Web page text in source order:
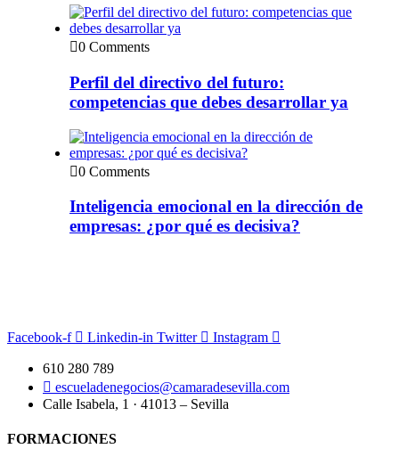
0 Comments
Perfil del directivo del futuro:
competencias que debes desarrollar ya
0 Comments
Inteligencia emocional en la dirección de
empresas: ¿por qué es decisiva?
Facebook-f Linkedin-in Twitter Instagram
610 280 789
escueladenegocios@camaradesevilla.com
Calle Isabela, 1 · 41013 – Sevilla
FORMACIONES